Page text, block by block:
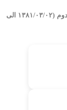
اعضای شورای اجرایی و بازرسین انجمن در دوره دوم (۱۳۸۱/۰۳/۰۲ الی